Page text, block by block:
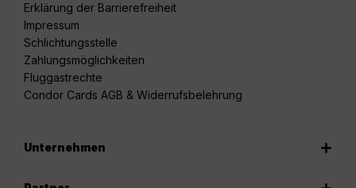
Erklärung der Barrierefreiheit
Impressum
Schlichtungsstelle
Zahlungsmöglichkeiten
Fluggastrechte
Condor Cards AGB & Widerrufsbelehrung
Unternehmen